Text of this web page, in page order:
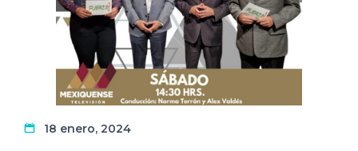
18 enero, 2024